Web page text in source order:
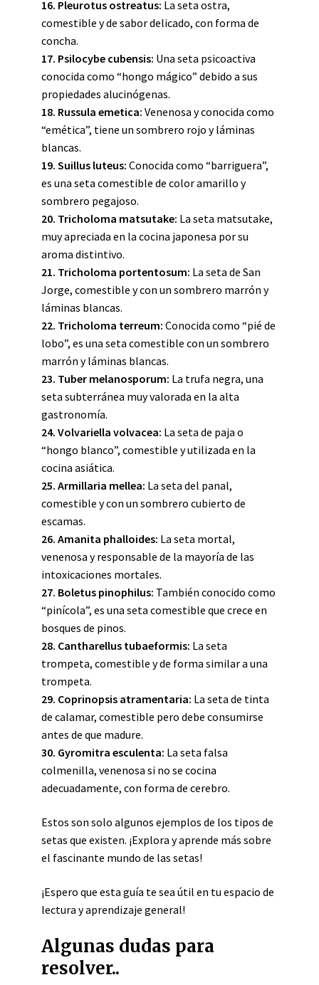
16. Pleurotus ostreatus: La seta ostra,
comestible y de sabor delicado, con forma de
concha.
17. Psilocybe cubensis: Una seta psicoactiva
conocida como “hongo mágico” debido a sus
propiedades alucinógenas.
18. Russula emetica: Venenosa y conocida como
“emética”, tiene un sombrero rojo y láminas
blancas.
19. Suillus luteus: Conocida como “barriguera”,
es una seta comestible de color amarillo y
sombrero pegajoso.
20. Tricholoma matsutake: La seta matsutake,
muy apreciada en la cocina japonesa por su
aroma distintivo.
21. Tricholoma portentosum: La seta de San
Jorge, comestible y con un sombrero marrón y
láminas blancas.
22. Tricholoma terreum: Conocida como “pié de
lobo”, es una seta comestible con un sombrero
marrón y láminas blancas.
23. Tuber melanosporum: La trufa negra, una
seta subterránea muy valorada en la alta
gastronomía.
24. Volvariella volvacea: La seta de paja o
“hongo blanco”, comestible y utilizada en la
cocina asiática.
25. Armillaria mellea: La seta del panal,
comestible y con un sombrero cubierto de
escamas.
26. Amanita phalloides: La seta mortal,
venenosa y responsable de la mayoría de las
intoxicaciones mortales.
27. Boletus pinophilus: También conocido como
“pinícola”, es una seta comestible que crece en
bosques de pinos.
28. Cantharellus tubaeformis: La seta
trompeta, comestible y de forma similar a una
trompeta.
29. Coprinopsis atramentaria: La seta de tinta
de calamar, comestible pero debe consumirse
antes de que madure.
30. Gyromitra esculenta: La seta falsa
colmenilla, venenosa si no se cocina
adecuadamente, con forma de cerebro.
Estos son solo algunos ejemplos de los tipos de
setas que existen. ¡Explora y aprende más sobre
el fascinante mundo de las setas!
¡Espero que esta guía te sea útil en tu espacio de
lectura y aprendizaje general!
Algunas dudas para
resolver..